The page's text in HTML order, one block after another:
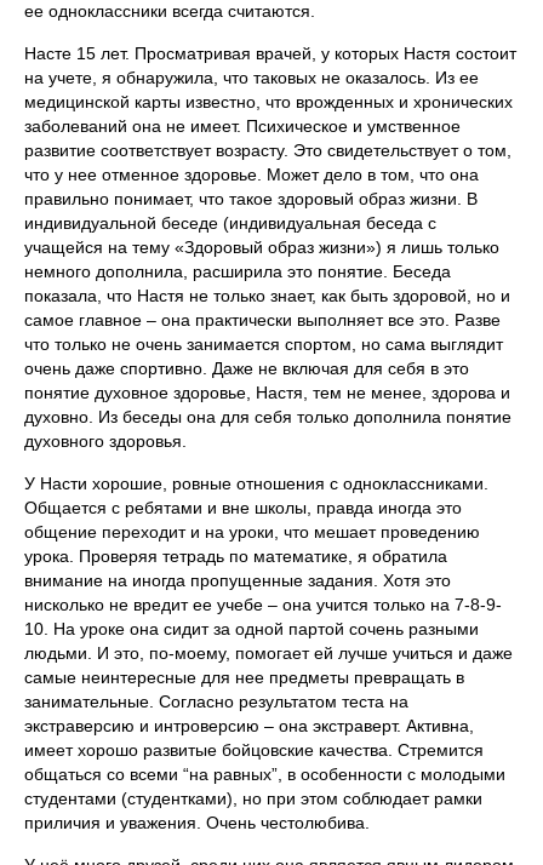
ее одноклассники всегда считаются.
Насте 15 лет. Просматривая врачей, у которых Настя состоит
на учете, я обнаружила, что таковых не оказалось. Из ее
медицинской карты известно, что врожденных и хронических
заболеваний она не имеет. Психическое и умственное
развитие соответствует возрасту. Это свидетельствует о том,
что у нее отменное здоровье. Может дело в том, что она
правильно понимает, что такое здоровый образ жизни. В
индивидуальной беседе (индивидуальная беседа с
учащейся на тему «Здоровый образ жизни») я лишь только
немного дополнила, расширила это понятие. Беседа
показала, что Настя не только знает, как быть здоровой, но и
самое главное – она практически выполняет все это. Разве
что только не очень занимается спортом, но сама выглядит
очень даже спортивно. Даже не включая для себя в это
понятие духовное здоровье, Настя, тем не менее, здорова и
духовно. Из беседы она для себя только дополнила понятие
духовного здоровья.
У Насти хорошие, ровные отношения с одноклассниками.
Общается с ребятами и вне школы, правда иногда это
общение переходит и на уроки, что мешает проведению
урока. Проверяя тетрадь по математике, я обратила
внимание на иногда пропущенные задания. Хотя это
нисколько не вредит ее учебе – она учится только на 7-8-9-
10. На уроке она сидит за одной партой сочень разными
людьми. И это, по-моему, помогает ей лучше учиться и даже
самые неинтересные для нее предметы превращать в
занимательные. Согласно результатом теста на
экстраверсию и интроверсию – она экстраверт. Активна,
имеет хорошо развитые бойцовские качества. Стремится
общаться со всеми “на равных”, в особенности с молодыми
студентами (студентками), но при этом соблюдает рамки
приличия и уважения. Очень честолюбива.